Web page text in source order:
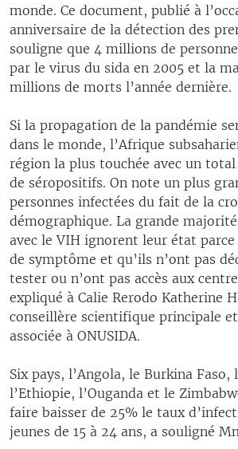
REPORTAGES
VOUS + NOUS
CARNET DE SANTÉ
L'AMÉRIQUE ET VOUS
DIALOGUE DES RELIGIONS
RM SHOW
SANGO
Langues
monde. Ce document, publié à
anniversaire de la détection des
souligne que 4 millions de
par le virus du sida en 2005 et la
millions de morts l’année dernière.
Si la propagation de la pandémie
dans le monde, l’Afrique
région la plus touchée avec un
de séropositifs. On note un plus
personnes infectées du fait de la
démographique. La grande
avec le VIH ignorent leur état parce
de symptôme et qu’ils n’ont pas
tester ou n’ont pas accès aux
expliqué à Calie Rerodo Katherine
conseillère scientifique principale
associée à ONUSIDA.
Six pays, l’Angola, le Burkina Faso,
l’Ethiopie, l’Ouganda et le
faire baisser de 25% le taux
jeunes de 15 à 24 ans, a souligné